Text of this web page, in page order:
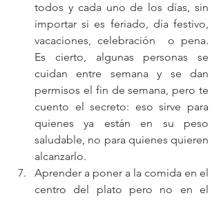
todos y cada uno de los días, sin
importar si es feriado, día festivo,
vacaciones, celebración  o pena.
Es cierto, algunas personas se
cuidan entre semana y se dan
permisos el fin de semana, pero te
cuento el secreto: eso sirve para
quienes ya están en su peso
saludable, no para quienes quieren
alcanzarlo.
Aprender a poner a la comida en el
centro del plato pero no en el